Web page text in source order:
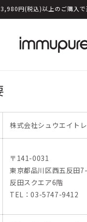
3,980円(税込)以上のご購入で
株式会社シュウエイト
〒141-0031
東京都品川区西五反
反田スクエア6階
TEL：03-5747-9412